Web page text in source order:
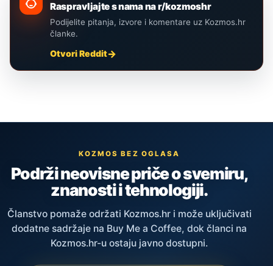
Raspravljajte s nama na r/kozmoshr
Podijelite pitanja, izvore i komentare uz Kozmos.hr
članke.
Otvori Reddit
KOZMOS BEZ OGLASA
Podrži neovisne priče o svemiru,
znanosti i tehnologiji.
Članstvo pomaže održati Kozmos.hr i može uključivati
dodatne sadržaje na Buy Me a Coffee, dok članci na
Kozmos.hr-u ostaju javno dostupni.